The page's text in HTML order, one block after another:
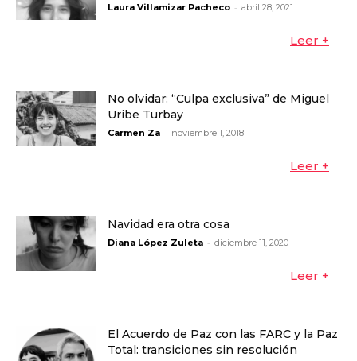
Laura Villamizar Pacheco - abril 28, 2021
Leer +
No olvidar: “Culpa exclusiva” de Miguel
Uribe Turbay
Carmen Za - noviembre 1, 2018
Leer +
Navidad era otra cosa
Diana López Zuleta - diciembre 11, 2020
Leer +
El Acuerdo de Paz con las FARC y la Paz
Total: transiciones sin resolución